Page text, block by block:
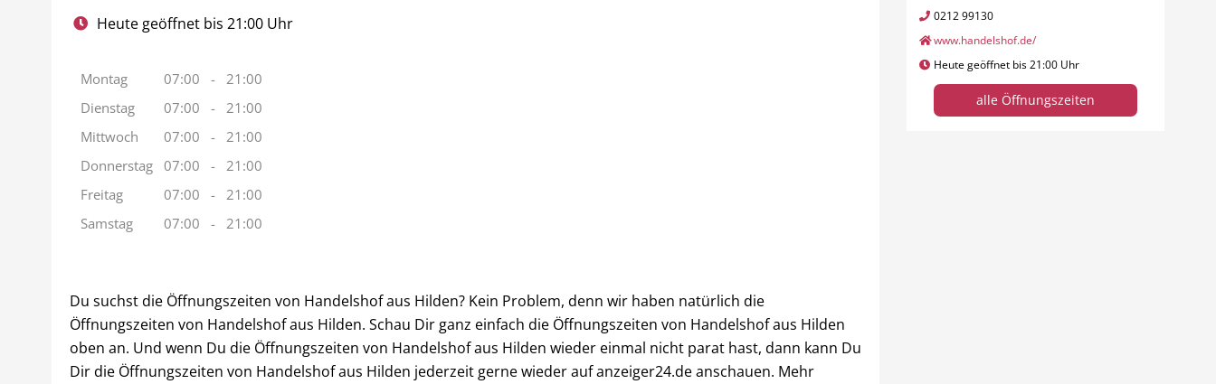
0212 99130
www.handelshof.de/
Heute geöffnet bis 21:00 Uhr
alle Öffnungszeiten
Heute geöffnet bis 21:00 Uhr
Montag 07:00 - 21:00
Dienstag
07:00 - 21:00
Mittwoch
07:00 - 21:00
Donnerstag 07:00 - 21:00
Freitag
07:00 - 21:00
Samstag
07:00 - 21:00
Du suchst die Öffnungszeiten von Handelshof aus Hilden? Kein Problem, denn wir haben natürlich die
Öffnungszeiten von Handelshof aus Hilden. Schau Dir ganz einfach die Öffnungszeiten von Handelshof aus Hilden
oben an. Und wenn Du die Öffnungszeiten von Handelshof aus Hilden wieder einmal nicht parat hast, dann kann Du
Dir die Öffnungszeiten von Handelshof aus Hilden jederzeit gerne wieder auf anzeiger24.de anschauen. Mehr